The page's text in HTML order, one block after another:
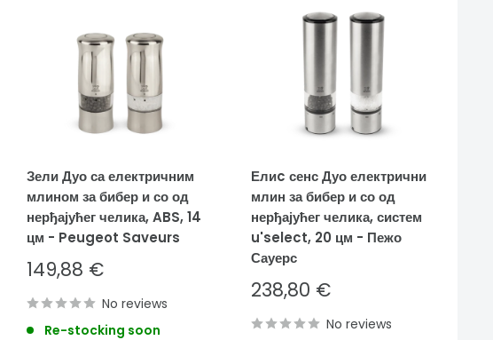
Зели Дуо са електричним
млином за бибер и со од
нерђајућег челика, ABS, 14
цм - Peugeot Saveurs
Sale
price
149,88 €
No reviews
Re-stocking soon
Елиc сенс Дуо електрични
млин за бибер и со од
нерђајућег челика, систем
u'select, 20 цм - Пежо
Сауерс
Sale
price
238,80 €
No reviews